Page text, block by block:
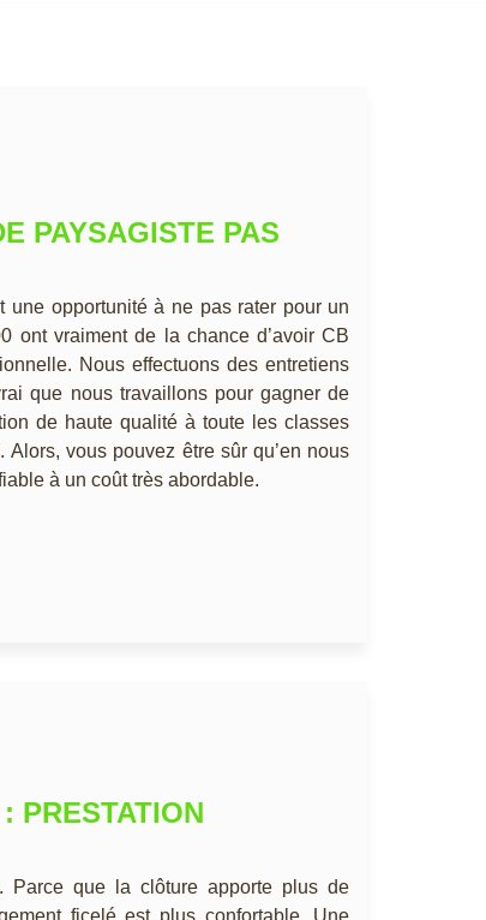
PAYSAGISTE PAS
une opportunité à ne pas rater pour un
ont vraiment de la chance d’avoir CB
Nous effectuons des entretiens
que nous travaillons pour gagner de
de haute qualité à toute les classes
vous pouvez être sûr qu’en nous
à un coût très abordable.
PRESTATION
Parce que la clôture apporte plus de
ficelé est plus confortable. Une